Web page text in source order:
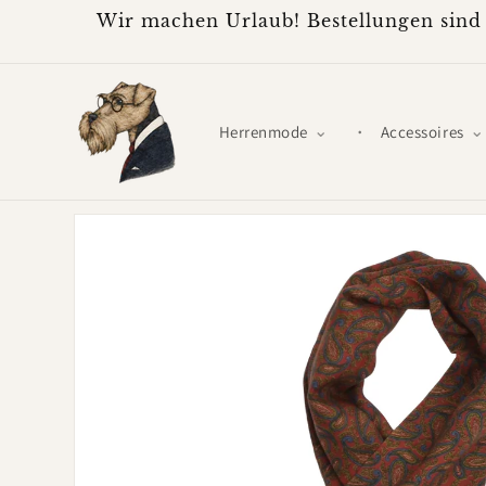
Wir machen Urlaub! Bestellungen
Herrenmode Accessoires
Zu